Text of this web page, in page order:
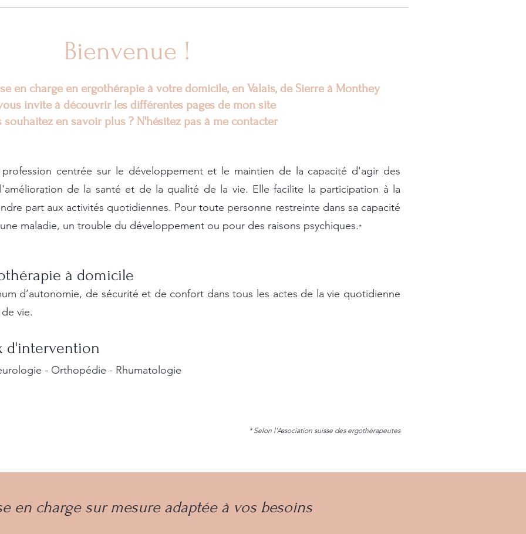
Bienvenue !
en charge en ergothérapie à votre domicile, en Valais, de Sierre à Monthey
invite à découvrir les différentes pages de mon site
souhaitez en savoir plus ? N'hésitez pas à me contacter
centrée sur le développement et le maintien de la capacité d'agir des
de la santé et de la qualité de la vie. Elle facilite la participation à la
part aux activités quotidiennes. Pour toute personne restreinte dans sa capacité
maladie, un trouble du développement ou pour des raisons psychiques.*
à domicile
d’autonomie, de sécurité et de confort dans tous les actes de la vie quotidienne
vie.
d'intervention
- Orthopédie - Rhumatologie
​* Selon l'Association suisse des ergothérapeutes
en charge sur mesure adaptée à vos besoins